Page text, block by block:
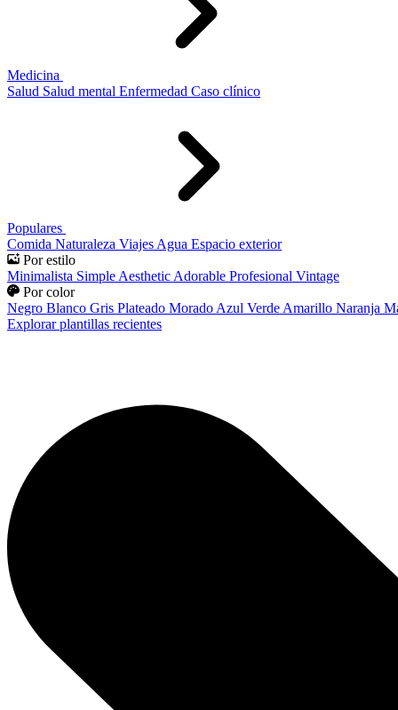
Medicina
Salud Salud mental Enfermedad Caso clínico
Populares
Comida Naturaleza Viajes Agua Espacio exterior
Por estilo
Minimalista Simple Aesthetic Adorable Profesional Vintage
Por color
Negro Blanco Gris Plateado Morado Azul Verde Amarillo Naranja
Explorar plantillas recientes